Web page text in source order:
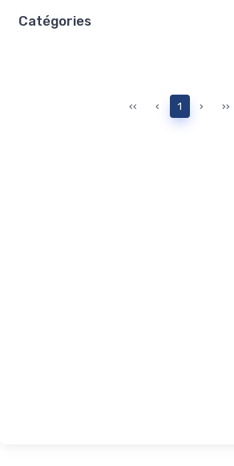
Catégories
‹‹ ‹ 1 › ››